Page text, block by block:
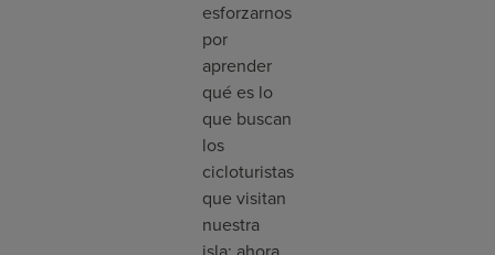
esforzarnos
por
aprender
qué es lo
que buscan
los
cicloturistas
que visitan
nuestra